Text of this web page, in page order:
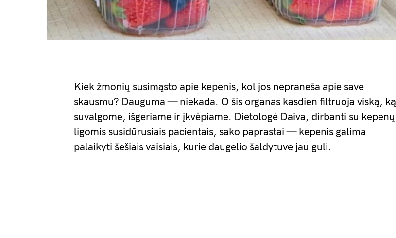
Kiek žmonių susimąsto apie kepenis, kol jos nepraneša apie save
skausmu? Dauguma — niekada. O šis organas kasdien filtruoja viską, ką
suvalgome, išgeriame ir įkvėpiame. Dietologė Daiva, dirbanti su kepenų
ligomis susidūrusiais pacientais, sako paprastai — kepenis galima
palaikyti šešiais vaisiais, kurie daugelio šaldytuve jau guli.